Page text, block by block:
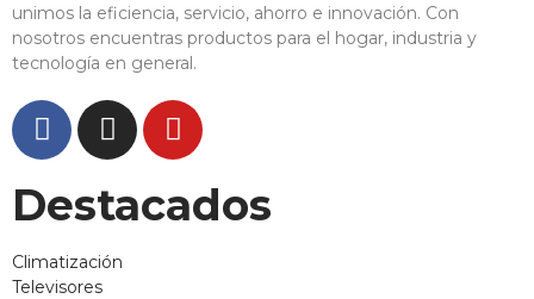
unimos la eficiencia, servicio, ahorro e innovación. Con
nosotros encuentras productos para el hogar, industria y
tecnología en general.
Destacados
Climatización
Televisores